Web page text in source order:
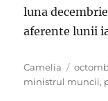
luna
aferente lunii
Author
Camelia
Posted
on
ministrul muncii,